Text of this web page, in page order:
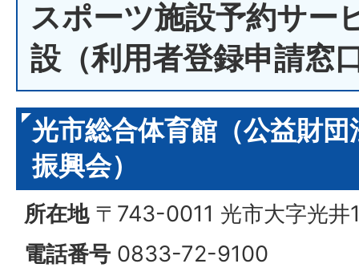
スポーツ施設予約サー
設（利用者登録申請窓
光市総合体育館（公益財
振興会）
所在地〒743-0011 光市大字光井
電話番号 0833-72-9100